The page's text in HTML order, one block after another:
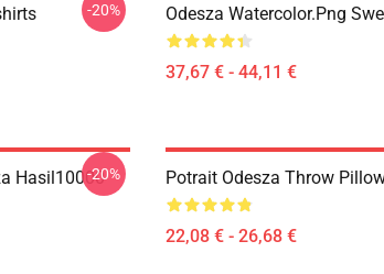
-20% Odesza Watercolor.png
37,67 € - 44,11 €
Hasil10000-20% Potrait Odesza Throw
22,08 € - 26,68 €